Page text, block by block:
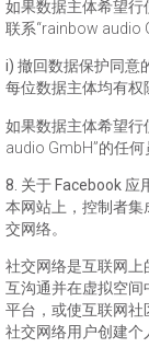
如果数据主体希望
联系“rainbow audio
i) 撤回数据保护同意
每位数据主体均有权
如果数据主体希望
audio GmbH”的任何
8. 关于 Facebook 应
本网站上，控制者
交网络。
社交网络是互联网
互沟通并在虚拟空
平台，或使互联网
社交网络用户创建个